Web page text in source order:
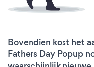
Bovendien kost het
Fathers Day Popup